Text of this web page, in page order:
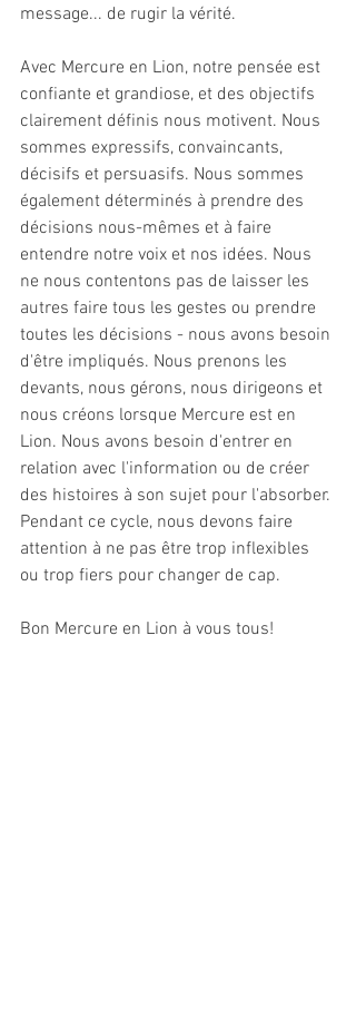
message... de rugir la vérité.
Avec Mercure en Lion, notre pensée est
confiante et grandiose, et des objectifs
clairement définis nous motivent. Nous
sommes expressifs, convaincants,
décisifs et persuasifs. Nous sommes
également déterminés à prendre des
décisions nous-mêmes et à faire
entendre notre voix et nos idées. Nous
ne nous contentons pas de laisser les
autres faire tous les gestes ou prendre
toutes les décisions - nous avons besoin
d'être impliqués. Nous prenons les
devants, nous gérons, nous dirigeons et
nous créons lorsque Mercure est en
Lion. Nous avons besoin d'entrer en
relation avec l'information ou de créer
des histoires à son sujet pour l'absorber.
Pendant ce cycle, nous devons faire
attention à ne pas être trop inflexibles
ou trop fiers pour changer de cap.
Bon Mercure en Lion à vous tous!